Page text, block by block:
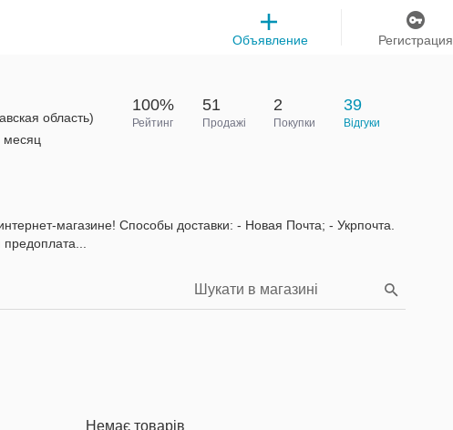
Регистрация
Объявление
область)
месяц
100%
Рейтинг
51
Продажі
2
Покупки
39
Відгуки
магазине! Способы доставки: - Новая Почта; - Укрпочта.
Немає товарів